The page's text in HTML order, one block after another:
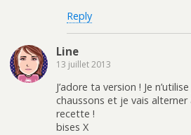
Reply
Line
13 juillet 2013
J’adore ta version ! Je
chaussons et je vais alterner
recette !
bises X